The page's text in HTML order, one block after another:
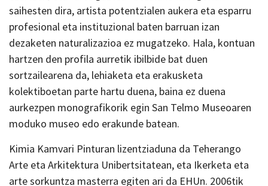
saihesten dira, artista potentzialen aukera eta esparru
profesional eta instituzional baten barruan izan
dezaketen naturalizazioa ez mugatzeko. Hala, kontuan
hartzen den profila aurretik ibilbide bat duen
sortzailearena da, lehiaketa eta erakusketa
kolektiboetan parte hartu duena, baina ez duena
aurkezpen monografikorik egin San Telmo Museoaren
moduko museo edo erakunde batean.
Kimia Kamvari Pinturan lizentziaduna da Teherango
Arte eta Arkitektura Unibertsitatean, eta Ikerketa eta
arte sorkuntza masterra egiten ari da EHUn. 2006tik